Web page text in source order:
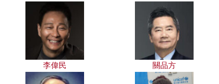
李偉民 關品方